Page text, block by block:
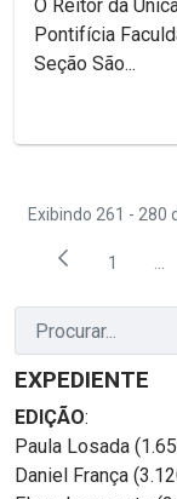
O Reitor da
Pontifícia
Seção São...
Exibindo 261 - 280
Página
1 ...
EXPEDIENTE
EDIÇÃO:
Paula Losada
Daniel França